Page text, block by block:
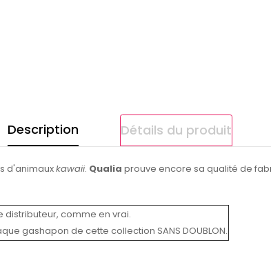
Description Détails du produit
d'animauxkawaii. Qualia prouve encore sa qualité de
comme en vrai.
gashapon de cette collection SANS DOUBLON.